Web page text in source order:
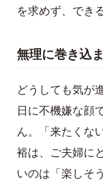
を求めず、でき
無理に巻き込
どうしても気が
日に不機嫌な顔
ん。「来たくな
裕は、ご夫婦に
いのは「楽しそ